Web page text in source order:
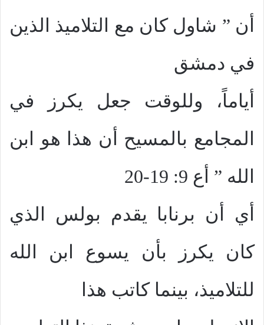
أن ” شاول كان مع التلاميذ الذين
في دمشق
أياماً، وللوقت جعل يكرز في
المجامع بالمسيح أن هذا هو ابن
الله ” أع 9: 19-20
أي أن برنابا يقدم بولس الذي
كان يكرز بأن يسوع ابن الله
للتلاميذ، بينما كاتب هذا